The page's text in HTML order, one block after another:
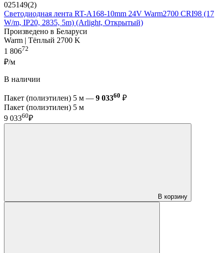
025149(2)
Светодиодная лента RT-A168-10mm 24V Warm2700 CRI98 (17
W/m, IP20, 2835, 5m) (Arlight, Открытый)
Произведено в Беларуси
Warm | Тёплый 2700 K
1 80672
₽/м
В наличии
Пакет (полиэтилен) 5 м — 9 03360 ₽
Пакет (полиэтилен) 5 м
9 03360₽
В корзину